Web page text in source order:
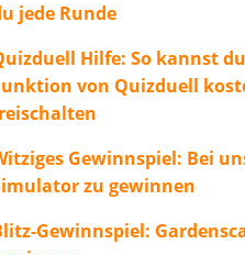
jede Runde
Hilfe: So kannst
von Quizduell
Gewinnspiel: Bei
zu gewinnen
Gewinnspiel: